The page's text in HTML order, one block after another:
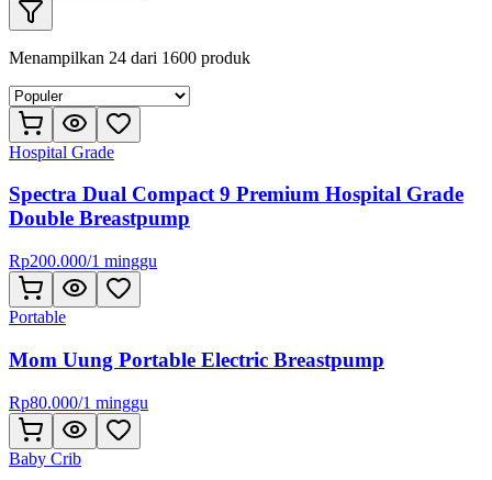
Menampilkan 24 dari 1600 produk
Hospital Grade
Spectra Dual Compact 9 Premium Hospital Grade
Double Breastpump
Rp200.000/1 minggu
Portable
Mom Uung Portable Electric Breastpump
Rp80.000/1 minggu
Baby Crib